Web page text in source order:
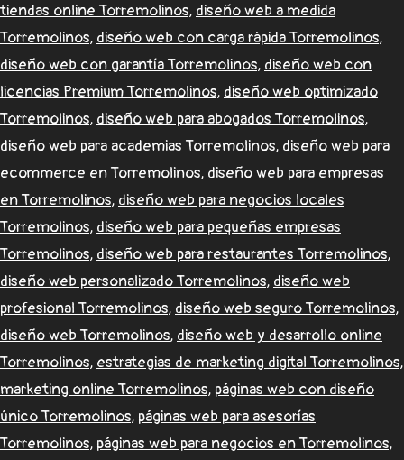
tiendas online Torremolinos, diseño web a medida
Torremolinos, diseño web con carga rápida Torremolinos,
diseño web con garantía Torremolinos, diseño web con
licencias Premium Torremolinos, diseño web optimizado
Torremolinos, diseño web para abogados Torremolinos,
diseño web para academias Torremolinos, diseño web para
ecommerce en Torremolinos, diseño web para empresas
en Torremolinos, diseño web para negocios locales
Torremolinos, diseño web para pequeñas empresas
Torremolinos, diseño web para restaurantes Torremolinos,
diseño web personalizado Torremolinos, diseño web
profesional Torremolinos, diseño web seguro Torremolinos,
diseño web Torremolinos, diseño web y desarrollo online
Torremolinos, estrategias de marketing digital Torremolinos,
marketing online Torremolinos, páginas web con diseño
único Torremolinos, páginas web para asesorías
Torremolinos, páginas web para negocios en Torremolinos,